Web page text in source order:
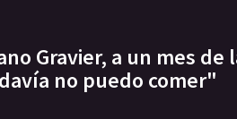
Gravier, a un mes
no puedo comer"